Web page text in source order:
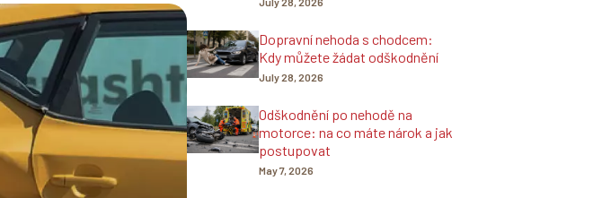
Dopravní nehoda s chodcem:
Kdy můžete žádat odškodnění
July 28, 2026
Odškodnění po nehodě na
motorce: na co máte nárok a jak
postupovat
May 7, 2026